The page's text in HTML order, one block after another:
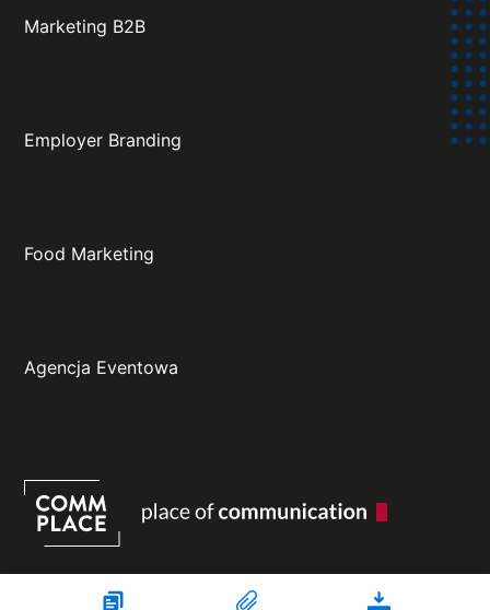
Marketing B2B
Employer Branding
Food Marketing
Agencja Eventowa